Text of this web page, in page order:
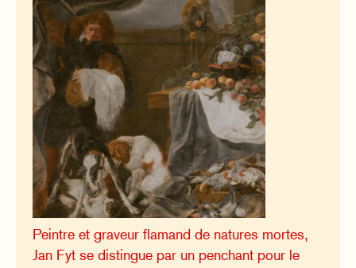
Peintre et graveur flamand de natures mortes,
Jan Fyt se distingue par un penchant pour le